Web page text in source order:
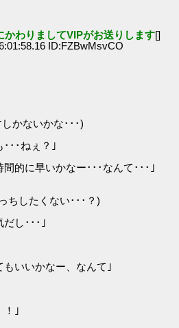
かわりましてVIPがお送りします[]
ID:FZBwMsvCO
かないかな･･･)
･･･ねぇ？｣
的に早いかなー･･･なんて･･･｣
ちしたくない･･･？)
だし･･･｣
いいかなー、なんて｣
！｣